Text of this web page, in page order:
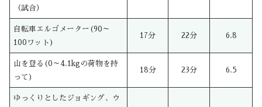
（試合）
自転車エルゴメーター(90～
100ワット)
17分 22分 6.8
山を登る(0～4.1kgの荷物を持
って)
18分 23分 6.5
ゆっくりとしたジョギング、ウ